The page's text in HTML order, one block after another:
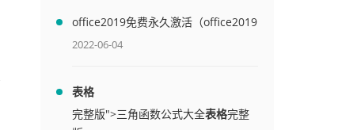
office2019免费永久激活（office2019
免费永久激活码）
2022-06-04
表格
完整版">三角函数公式大全表格完整